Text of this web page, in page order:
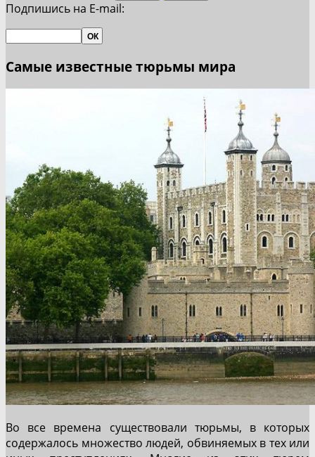
Подпишись на E-mail:
Самые известные тюрьмы мира
Во все времена существовали тюрьмы, в которых
содержалось множество людей, обвиняемых в тех или